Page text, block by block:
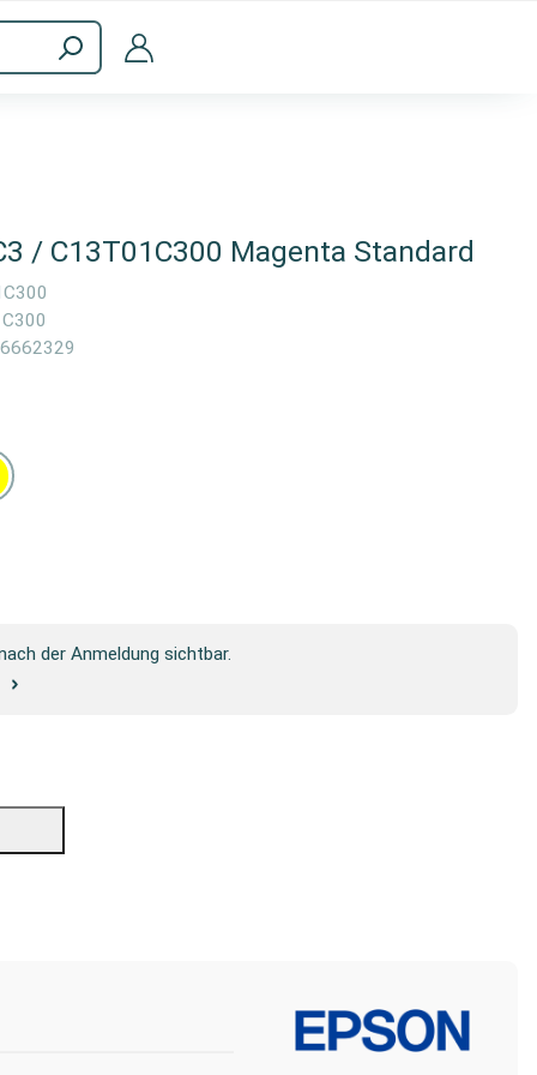
Computer & Zubehör
/ C13T01C300 Magenta Standard
der Anmeldung sichtbar.